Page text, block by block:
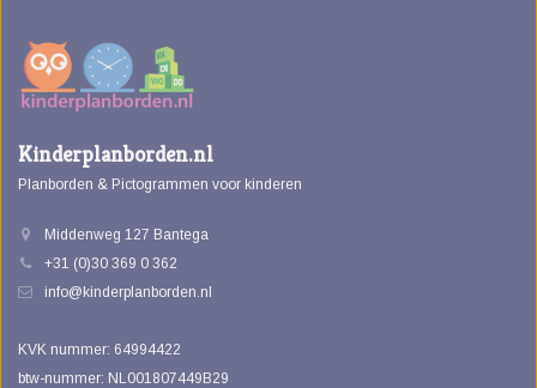
Kinderplanborden.nl
Planborden & Pictogrammen voor kinderen
Middenweg 127 Bantega
+31 (0)30 369 0 362
info@kinderplanborden.nl
KVK nummer: 64994422
btw-nummer: NL001807449B29